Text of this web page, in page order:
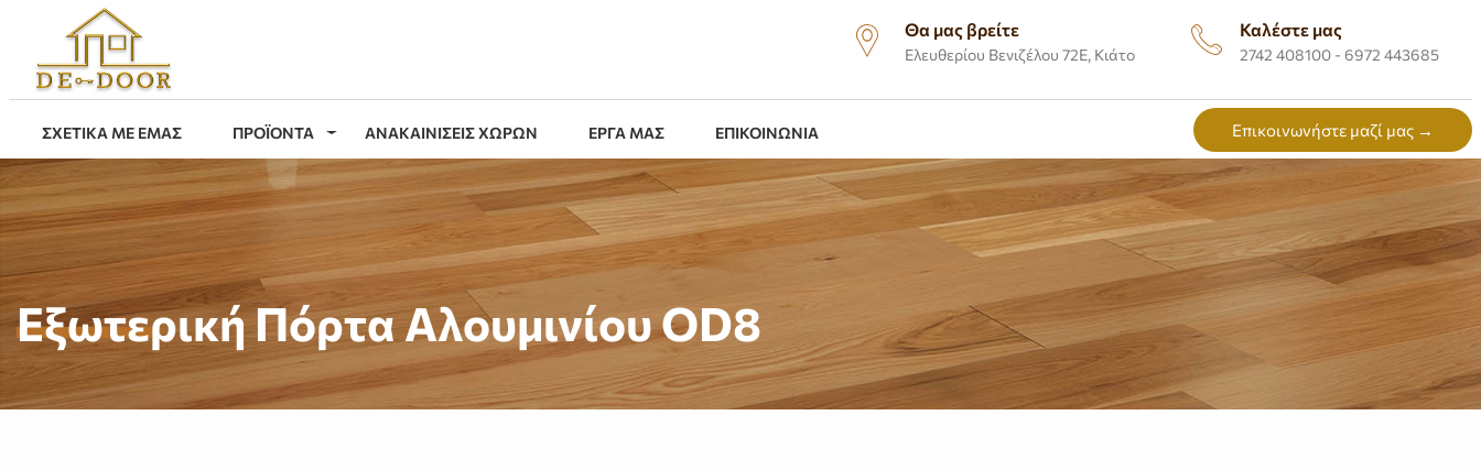
Θα μας βρείτε
Ελευθερίου Βενιζέλου 72Ε, Κιάτο
Καλέστε μας
2742 408100 - 6972 443685
ΣΧΕΤΙΚΑ ΜΕ ΕΜΑΣ ΠΡΟΪΟΝΤΑ ΑΝΑΚΑΙΝΙΣΕΙΣ ΧΩΡΩΝ ΕΡΓΑ ΜΑΣ ΕΠΙΚΟΙΝΩΝΙΑ Επικοινωνήστε μαζί μας →
Εξωτερική Πόρτα Αλουμινίου OD8